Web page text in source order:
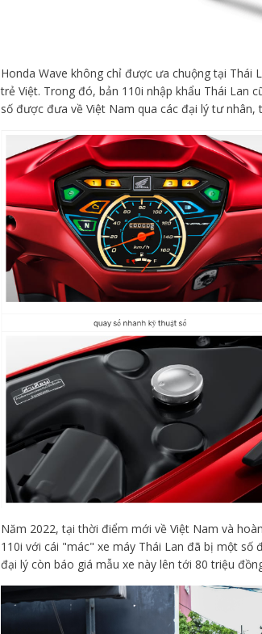
Honda Wave không chỉ được ưa chuộng tại Thái
trẻ Việt. Trong đó, bản 110i nhập khẩu Thái Lan
số được đưa về Việt Nam qua các đại lý tư nhân,
Năm 2022, tại thời điểm mới về Việt Nam và
110i với cái "mác" xe máy Thái Lan đã bị một
đại lý còn báo giá mẫu xe này lên tới 80 triệu